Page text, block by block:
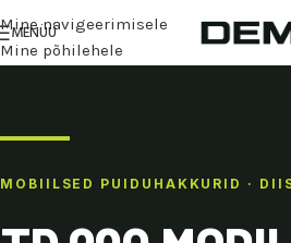
Mine navigeerimisele
Mine põhilehele
MENÜÜ
MOBIILSED PUIDUHAKKURID ·